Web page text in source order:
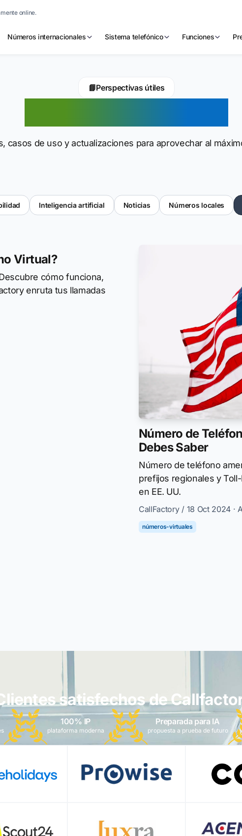
online.
Números internacionales Sistema telefónico Funciones
📘Perspectivas útiles
casos de uso y actualizaciones para aprovechar al
Inteligencia artificial Noticias Números locales
Virtual?
cómo funciona,
enruta tus llamadas
Número de
Debes Saber
Número de teléfono
prefijos regionales y
en EE. UU.
CallFactory / 18 Oct 2024 ·
números-virtuales
satisfechos de
100% IP
plataforma moderna
Preparada para IA
propuesta a prueba de futuro